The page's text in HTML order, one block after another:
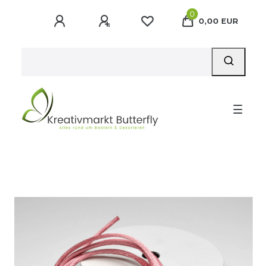
0
0,00 EUR
☰